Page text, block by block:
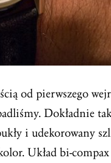
od pierwszego
Dokładnie
i udekorowany
Układ bi-